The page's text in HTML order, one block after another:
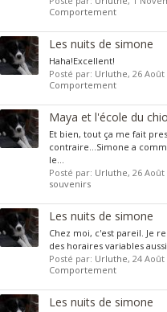
Comportement
Les nuits de simone
Haha!Excellent!
Posté par: Urluthe, 26 Août
Comportement
Maya et l'école du
Et bien, tout ça me fait
contraire...Simone a
le...
Posté par: Urluthe, 26 Août
souvenirs
Les nuits de simone
Chez moi, c'est pareil. Je
des horaires variables
Posté par: Urluthe, 24 Août
Comportement
Les nuits de simone